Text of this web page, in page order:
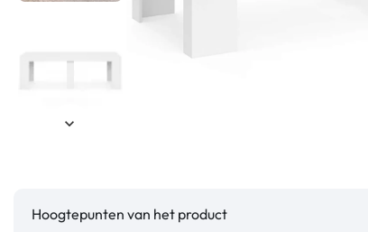
Hoogtepunten van het product